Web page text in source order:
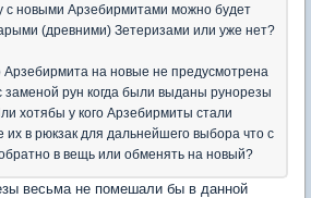
с новыми Арзебирмитами можно будет
(древними) Зетеризами или уже нет?
на новые не предусмотрена
заменой рун когда были выданы рунорезы
хотябы у кого Арзебирмиты стали
их в рюкзак для дальнейшего выбора что с
в вещь или обменять на новый?
весьма не помешали бы в данной